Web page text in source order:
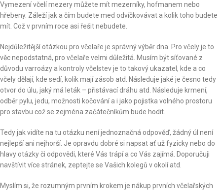
Vymezení včelí mezery můžete mít mezerníky, hofmanem nebo
hřebeny. Záleží jak a čím budete med odvíčkovávat a kolik toho budete
mít. Což v prvním roce asi řešit nebudete.
Nejdůležitější otázkou pro včelaře je správný výběr dna. Pro včely je to
věc nepodstatná, pro včelaře velmi důležitá. Musím být síťované z
důvodu varroázy a kontroly včelstev je to takový ukazatel, kde a co
včely dělají, kde sedí, kolik mají zásob atd. Následuje jaké je česno tedy
otvor do úlu, jaký má leták – přistávací dráhu atd. Následuje krmení,
odběr pylu, jedu, možnosti kočování a i jako pojistka volného prostoru
pro stavbu což se zejména začátečníkům bude hodit.
Tedy jak vidíte na tu otázku není jednoznačná odpověď, žádný úl není
nejlepší ani nejhorší. Je opravdu dobré si napsat ať už fyzicky nebo do
hlavy otázky či odpovědi, které Vás trápí a co Vás zajímá. Doporučuji
navštívit více stránek, zeptejte se Vašich kolegů v okolí atd.
Myslím si, že rozumným prvním krokem je nákup prvních včelařských